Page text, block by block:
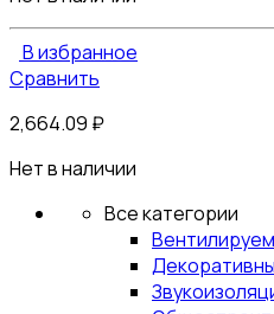
В избранное
Сравнить
2,664.09 ₽
Нет в наличии
Все категории